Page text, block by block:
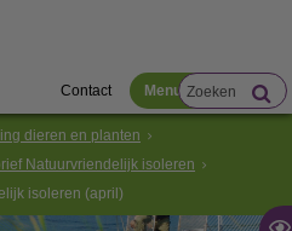
Contact Menu
dieren en planten
Natuurvriendelijk isoleren
isoleren (april)